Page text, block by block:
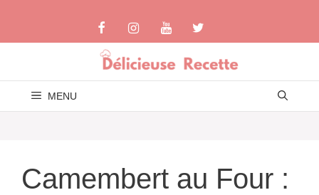
contenu
MENU
Camembert au Four :